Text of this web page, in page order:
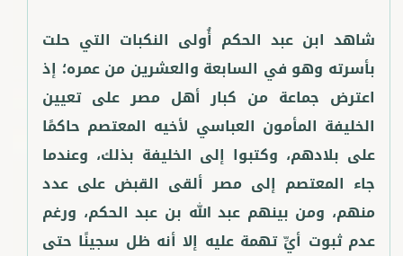
شاهد ابن عبد الحكم أُولى النكبات التي حلت
بأسرته وهو في السابعة والعشرين من عمره؛ إذ
اعترض جماعة من كبار أهل مصر على تعيين
الخليفة المأمون العباسي لأخيه المعتصم حاكمًا
على بلادهم، وكتبوا إلى الخليفة بذلك، وعندما
جاء المعتصم إلى مصر ألقى القبض على عدد
منهم، ومن بينهم عبد الله بن عبد الحكم، ورغم
عدم ثبوت أيِّ تهمة عليه إلا أنه ظل سجينًا حتى